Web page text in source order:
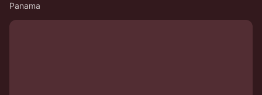
Panama